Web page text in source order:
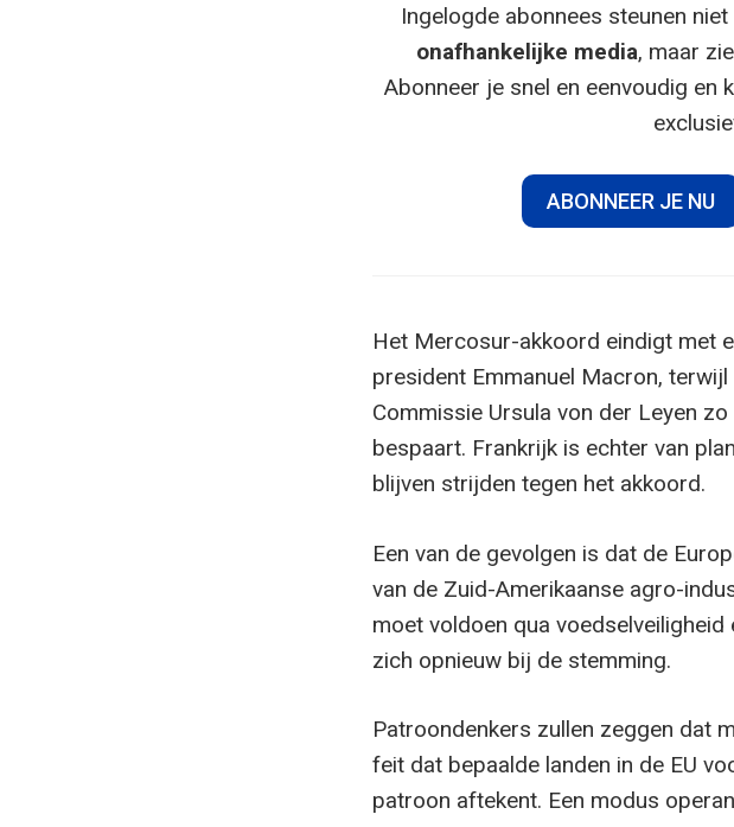
Ingelogde abonnees steunen niet
onafhankelijke media, maar
Abonneer je snel en eenvoudig en
ABONNEER JE NU
Het Mercosur-akkoord eindigt met
president Emmanuel Macron,
Commissie Ursula von der Leyen
bespaart. Frankrijk is echter van
blijven strijden tegen het akkoord.
Een van de gevolgen is dat de
van de Zuid-Amerikaanse agro-
moet voldoen qua
zich opnieuw bij de stemming.
Patroondenkers zullen zeggen dat
feit dat bepaalde landen in de EU
patroon aftekent. Een modus